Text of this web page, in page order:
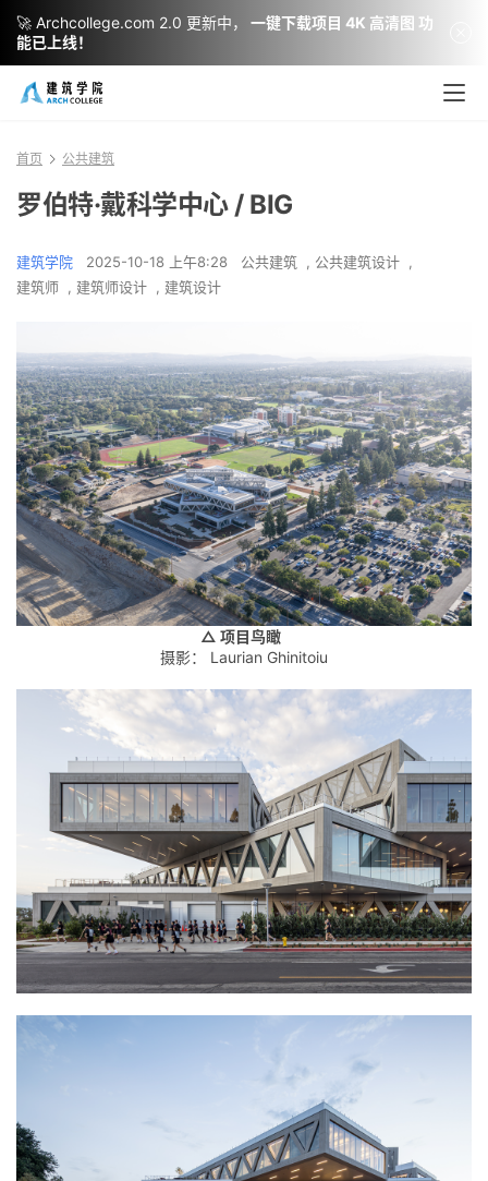
首页 公共建筑
罗伯特·戴科学中心 / BIG
建筑学院 2025-10-18 上午8:28 公共建筑 , 公共建筑设计 ,
建筑师 , 建筑师设计 , 建筑设计
△ 项目鸟瞰
摄影： Laurian Ghinitoiu
🚀 Archcollege.com 2.0 更新中，
一键下载项目 4K 高清图 功
能已上线！